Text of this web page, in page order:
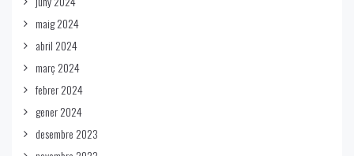
maig 2024
abril 2024
març 2024
febrer 2024
gener 2024
desembre 2023